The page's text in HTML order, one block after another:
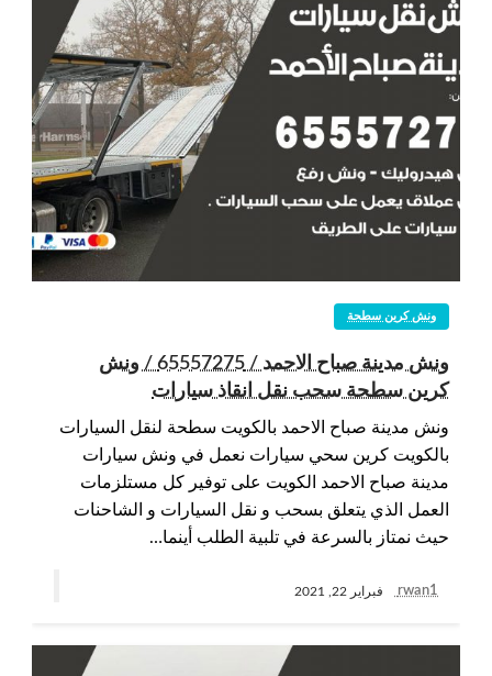
ونش كرين سطحة
ونش مدينة صباح الاحمد / 65557275 / ونش
كرين سطحة سحب نقل انقاذ سيارات
ونش مدينة صباح الاحمد بالكويت سطحة لنقل السيارات
بالكويت كرين سحي سيارات نعمل في ونش سيارات
مدينة صباح الاحمد الكويت على توفير كل مستلزمات
العمل الذي يتعلق بسحب و نقل السيارات و الشاحنات
حيث نمتاز بالسرعة في تلبية الطلب أينما…
rwan1 فبراير 22, 2021